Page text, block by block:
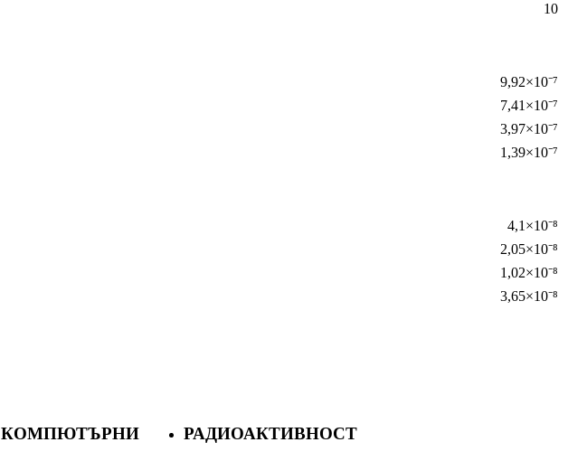
10
9,92×10⁻⁷
7,41×10⁻⁷
3,97×10⁻⁷
1,39×10⁻⁷
4,1×10⁻⁸
2,05×10⁻⁸
1,02×10⁻⁸
3,65×10⁻⁸
КОМПЮТЪРНИ РАДИОАКТИВНОСТ